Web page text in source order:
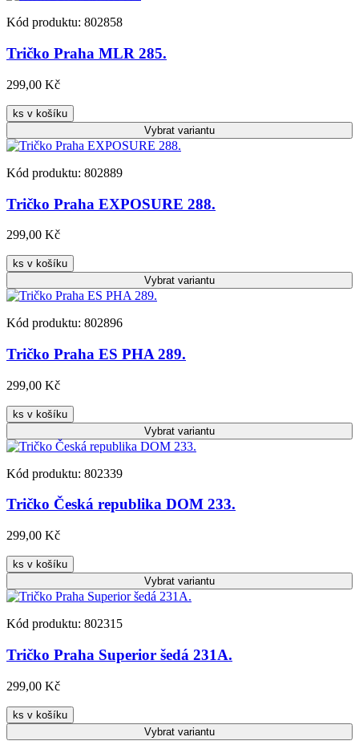
Kód produktu: 802858
Tričko Praha MLR 285.
299,00 Kč
ks v košíku
Vybrat variantu
Kód produktu: 802889
Tričko Praha EXPOSURE 288.
299,00 Kč
ks v košíku
Vybrat variantu
Kód produktu: 802896
Tričko Praha ES PHA 289.
299,00 Kč
ks v košíku
Vybrat variantu
Kód produktu: 802339
Tričko Česká republika DOM 233.
299,00 Kč
ks v košíku
Vybrat variantu
Kód produktu: 802315
Tričko Praha Superior šedá 231A.
299,00 Kč
ks v košíku
Vybrat variantu